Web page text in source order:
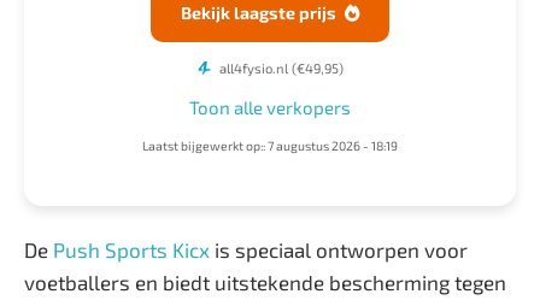
Bekijk laagste prijs 
all4fysio.nl (€49,95)
Toon alle verkopers
Laatst bijgewerkt op:: 7 augustus 2026 - 18:19
De Push Sports Kicx is speciaal ontworpen voor
voetballers en biedt uitstekende bescherming tegen